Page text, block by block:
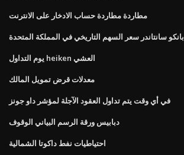
مطاردة مطاردة حساب الادخار على الانترنت
بانكو سانتاندر سعر السهم التاريخي في المملكة المتحدة
يوم التداول heiken العشي
معدلات قرض تمويل المالك
في أي وقت يتم تداول العقود الآجلة لمؤشر داو جونز
دبابيس ورقة الرسم البياني الوقوف
احتياطيات نفط داكوتا الشمالية